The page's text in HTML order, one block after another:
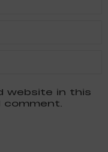
website in this
comment.